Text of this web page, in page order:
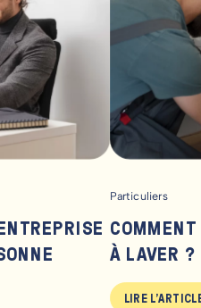
Particuliers
À LAVER ?
LIRE